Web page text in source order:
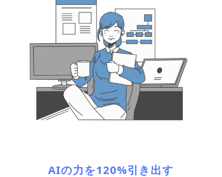
AIの力を120%引き出す